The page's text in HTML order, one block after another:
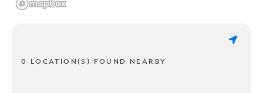
0 LOCATION(S) FOUND NEARBY